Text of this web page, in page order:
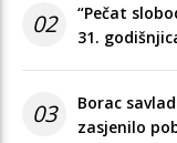
02
“Pečat
31.
03
Borac
zasjenilo